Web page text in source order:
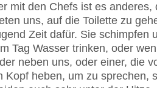
mit den Chefs ist es anderes,
uns, auf die Toilette zu
Zeit dafür. Sie schimpfen
Tag Wasser trinken, oder
neben uns, oder einer, die
Kopf heben, um zu sprechen,